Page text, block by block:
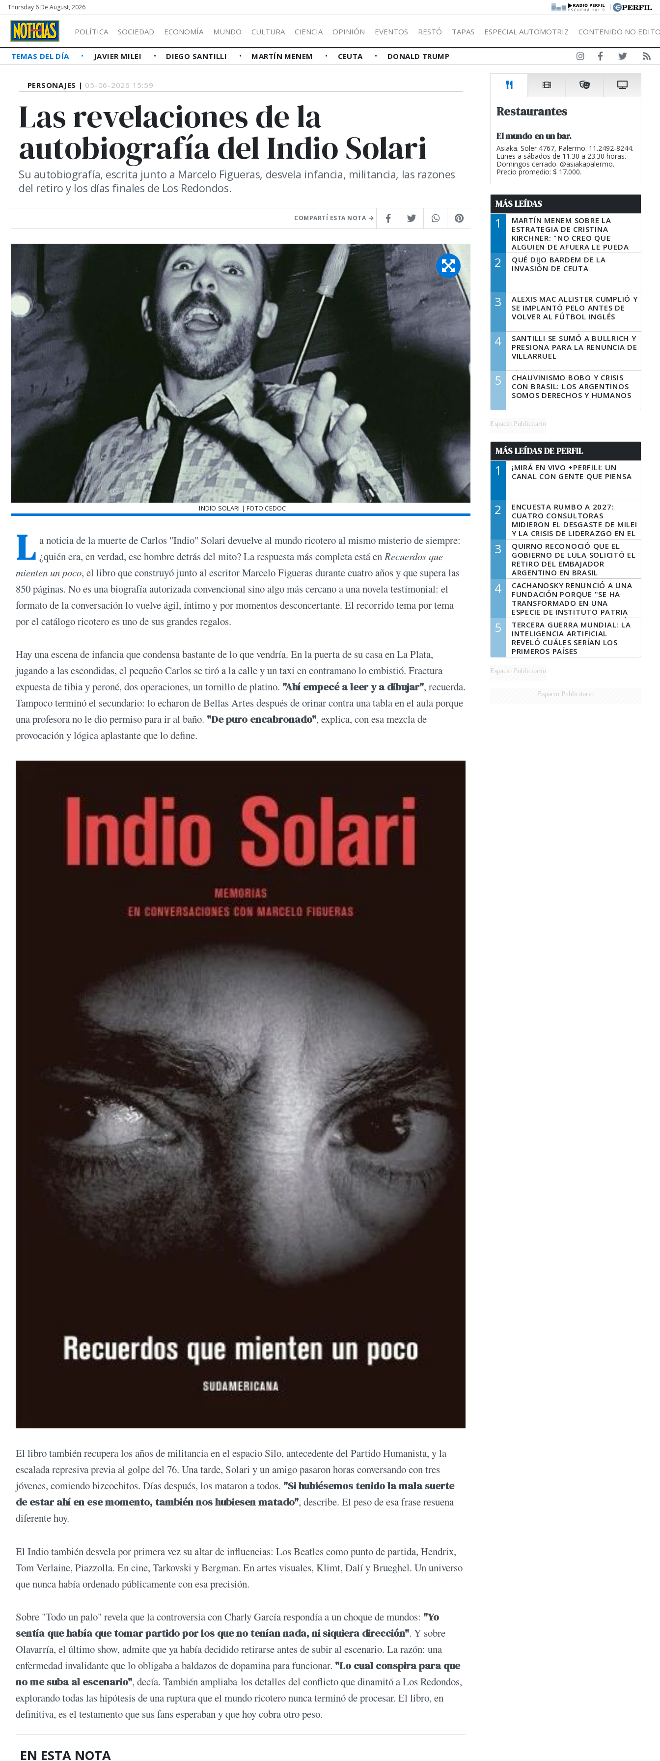
Thursday 6 De August, 2026 |
POLÍTICA SOCIEDAD ECONOMÍA MUNDO CULTURA CIENCIA OPINIÓN EVENTOS RESTÓ TAPAS ESPECIAL AUTOMOTRIZ CONTENIDO NO
TEMAS DEL DÍA JAVIER MILEI DIEGO SANTILLI MARTÍN MENEM CEUTA DONALD TRUMP
PERSONAJES | 05-06-2026 15:59
Las revelaciones de la
autobiografía del Indio Solari
Su autobiografía, escrita junto a Marcelo Figueras, desvela infancia, militancia, las razones
del retiro y los días finales de Los Redondos.
COMPARTÍ ESTA NOTA
INDIO SOLARI | FOTO:CEDOC
L a noticia de la muerte de Carlos "Indio" Solari devuelve al mundo ricotero al mismo misterio de siempre:
¿quién era, en verdad, ese hombre detrás del mito? La respuesta más completa está enRecuerdos que
mienten un poco, el libro que construyó junto al escritor Marcelo Figueras durante cuatro años y que supera las
850 páginas. No es una biografía autorizada convencional sino algo más cercano a una novela testimonial: el
formato de la conversación lo vuelve ágil, íntimo y por momentos desconcertante. El recorrido tema por tema
por el catálogo ricotero es uno de sus grandes regalos.
Hay una escena de infancia que condensa bastante de lo que vendría. En la puerta de su casa en La Plata,
jugando a las escondidas, el pequeño Carlos se tiró a la calle y un taxi en contramano lo embistió. Fractura
expuesta de tibia y peroné, dos operaciones, un tornillo de platino. "Ahí empecé a leer y a dibujar", recuerda.
Tampoco terminó el secundario: lo echaron de Bellas Artes después de orinar contra una tabla en el aula porque
una profesora no le dio permiso para ir al baño. "De puro encabronado", explica, con esa mezcla de
provocación y lógica aplastante que lo define.
El libro también recupera los años de militancia en el espacio Silo, antecedente del Partido Humanista, y la
escalada represiva previa al golpe del 76. Una tarde, Solari y un amigo pasaron horas conversando con tres
jóvenes, comiendo bizcochitos. Días después, los mataron a todos. "Si hubiésemos tenido la mala suerte
de estar ahí en ese momento, también nos hubiesen matado", describe. El peso de esa frase resuena
diferente hoy.
El Indio también desvela por primera vez su altar de influencias: Los Beatles como punto de partida, Hendrix,
Tom Verlaine, Piazzolla. En cine, Tarkovski y Bergman. En artes visuales, Klimt, Dalí y Brueghel. Un universo
que nunca había ordenado públicamente con esa precisión.
Sobre "Todo un palo" revela que la controversia con Charly García respondía a un choque de mundos: "Yo
sentía que había que tomar partido por los que no tenían nada, ni siquiera dirección". Y sobre
Olavarría, el último show, admite que ya había decidido retirarse antes de subir al escenario. La razón: una
enfermedad invalidante que lo obligaba a baldazos de dopamina para funcionar. "Lo cual conspira para que
no me suba al escenario", decía. También ampliaba los detalles del conflicto que dinamitó a Los Redondos,
explorando todas las hipótesis de una ruptura que el mundo ricotero nunca terminó de procesar. El libro, en
definitiva, es el testamento que sus fans esperaban y que hoy cobra otro peso.
EN ESTA NOTA
Restaurantes
El mundo en un bar.
Asiaka. Soler 4767, Palermo. 11.2492-8244.
Lunes a sábados de 11.30 a 23.30 horas.
Domingos cerrado. @asiakapalermo.
Precio promedio: $ 17.000.
MÁS LEÍDAS
1
MARTÍN MENEM SOBRE LA
ESTRATEGIA DE CRISTINA
KIRCHNER: "NO CREO QUE
ALGUIEN DE AFUERA LE PUEDA
DECIR A LA JUSTICIA LO QUE
TIENE QUE HACER"
2
QUÉ DIJO BARDEM DE LA
INVASIÓN DE CEUTA
3
ALEXIS MAC ALLISTER CUMPLIÓ Y
SE IMPLANTÓ PELO ANTES DE
VOLVER AL FÚTBOL INGLÉS
4
SANTILLI SE SUMÓ A BULLRICH Y
PRESIONA PARA LA RENUNCIA DE
VILLARRUEL
5
CHAUVINISMO BOBO Y CRISIS
CON BRASIL: LOS ARGENTINOS
SOMOS DERECHOS Y HUMANOS
Espacio Publicitario
MÁS LEÍDAS DE PERFIL
1
¡MIRÁ EN VIVO +PERFIL!: UN
CANAL CON GENTE QUE PIENSA
2
ENCUESTA RUMBO A 2027:
CUATRO CONSULTORAS
MIDIERON EL DESGASTE DE MILEI
Y LA CRISIS DE LIDERAZGO EN EL
PERONISMO
3
QUIRNO RECONOCIÓ QUE EL
GOBIERNO DE LULA SOLICITÓ EL
RETIRO DEL EMBAJADOR
ARGENTINO EN BRASIL
4
CACHANOSKY RENUNCIÓ A UNA
FUNDACIÓN PORQUE "SE HA
TRANSFORMADO EN UNA
ESPECIE DE INSTITUTO PATRIA
INCONDICIONAL DE LA GESTIÓN
DE MILEI"
5
TERCERA GUERRA MUNDIAL: LA
INTELIGENCIA ARTIFICIAL
REVELÓ CUÁLES SERÍAN LOS
PRIMEROS PAÍSES
LATINOAMERICANOS EN SER
DERROTADOS
Espacio Publicitario
Espacio Publicitario